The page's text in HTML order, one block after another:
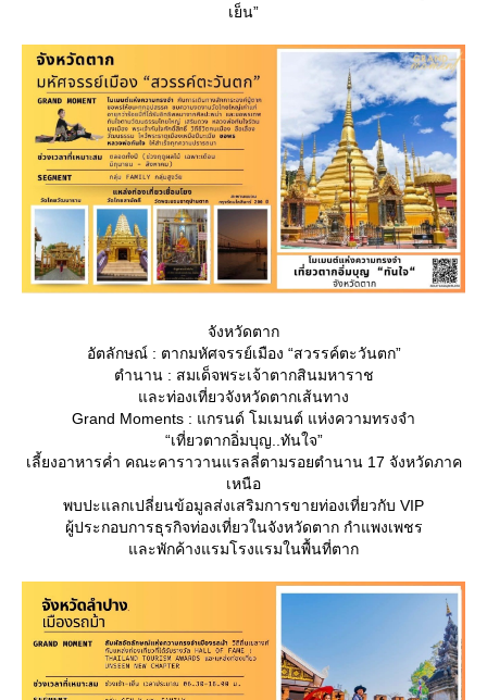
เย็น”
จังหวัดตาก
อัตลักษณ์ : ตากมหัศจรรย์เมือง “สวรรค์ตะวันตก”
ตำนาน : สมเด็จพระเจ้าตากสินมหาราช
ละท่องเที่ยวจังหวัดตากเส้นทาง
Grand Moments : แกรนด์ โมเมนต์ แห่งความทรงจำ
“เที่ยวตากอิ่มบุญ..ทันใจ”
เลี้ยงอาหารค่ำ คณะคาราวานแรลลี่ตามรอยตำนาน 17 จังหวัดภาค
เหนือ
พบปะแลกเปลี่ยนข้อมูลส่งเสริมการขายท่องเที่ยวกับ VIP
ผู้ประกอบการธุรกิจท่องเที่ยวในจังหวัดตาก กำแพงเพชร
ละพักค้างแรมโรงแรมในพื้นที่ตาก